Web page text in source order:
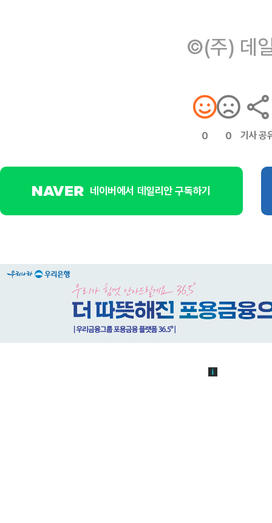
©(주) 데
0 0 기사 공
네이버에서 데일리안 구독하기